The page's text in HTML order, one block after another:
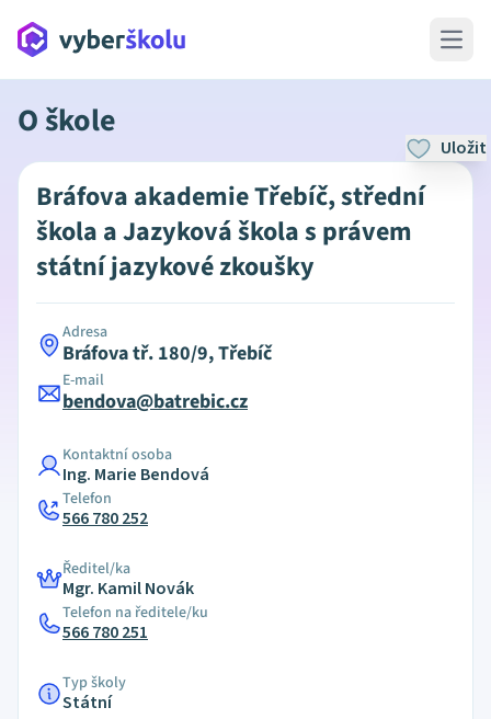
Open
O škole
Uložit
Bráfova akademie Třebíč, střední
škola a Jazyková škola s právem
státní jazykové zkoušky
Adresa
Bráfova tř. 180/9, Třebíč
E-mail
bendova@batrebic.cz
Kontaktní osoba
Ing. Marie Bendová
Telefon
566 780 252
Ředitel/ka
Mgr. Kamil Novák
Telefon na ředitele/ku
566 780 251
Typ školy
Státní